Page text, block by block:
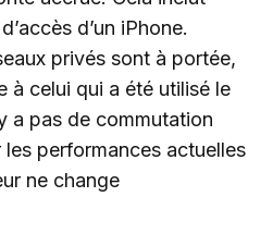
d’un iPhone.
privés sont à portée,
à celui qui a été utilisé le
a pas de commutation
performances actuelles
ne change